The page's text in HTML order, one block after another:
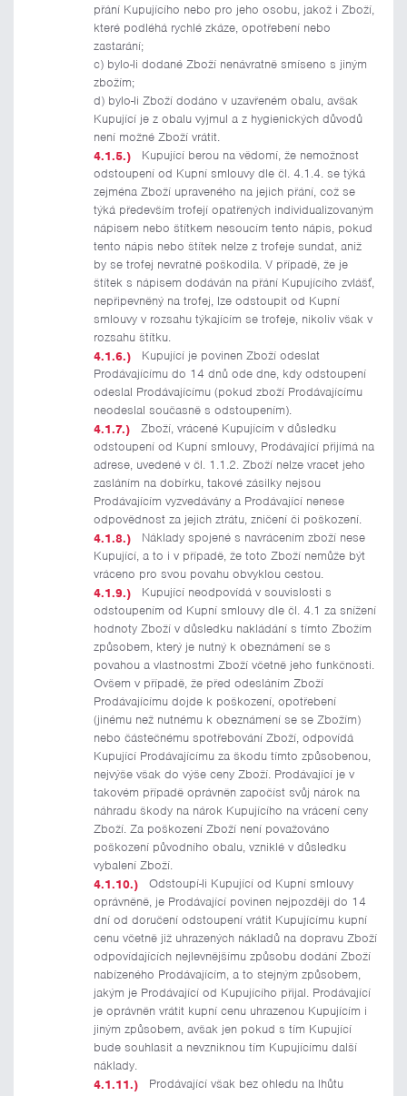
přání Kupujícího nebo pro jeho osobu, jakož i Zboží,
které podléhá rychlé zkáze, opotřebení nebo
zastarání;
c) bylo-li dodané Zboží nenávratně smíseno s jiným
zbožím;
d) bylo-li Zboží dodáno v uzavřeném obalu, avšak
Kupující je z obalu vyjmul a z hygienických důvodů
není možné Zboží vrátit.
Kupující berou na vědomí, že nemožnost
odstoupení od Kupní smlouvy dle čl. 4.1.4. se týká
zejména Zboží upraveného na jejich přání, což se
týká především trofejí opatřených individualizovaným
nápisem nebo štítkem nesoucím tento nápis, pokud
tento nápis nebo štítek nelze z trofeje sundat, aniž
by se trofej nevratně poškodila. V případě, že je
štítek s nápisem dodáván na přání Kupujícího zvlášť,
nepřipevněný na trofej, lze odstoupit od Kupní
smlouvy v rozsahu týkajícím se trofeje, nikoliv však v
rozsahu štítku.
Kupující je povinen Zboží odeslat
Prodávajícímu do 14 dnů ode dne, kdy odstoupení
odeslal Prodávajícímu (pokud zboží Prodávajícímu
neodeslal současně s odstoupením).
Zboží, vrácené Kupujícím v důsledku
odstoupení od Kupní smlouvy, Prodávající přijímá na
adrese, uvedené v čl. 1.1.2. Zboží nelze vracet jeho
zasláním na dobírku, takové zásilky nejsou
Prodávajícím vyzvedávány a Prodávající nenese
odpovědnost za jejich ztrátu, zničení či poškození.
Náklady spojené s navrácením zboží nese
Kupující, a to i v případě, že toto Zboží nemůže být
vráceno pro svou povahu obvyklou cestou.
Kupující neodpovídá v souvislosti s
odstoupením od Kupní smlouvy dle čl. 4.1 za snížení
hodnoty Zboží v důsledku nakládání s tímto Zbožím
způsobem, který je nutný k obeznámení se s
povahou a vlastnostmi Zboží včetně jeho funkčnosti.
Ovšem v případě, že před odesláním Zboží
Prodávajícímu dojde k poškození, opotřebení
(jinému než nutnému k obeznámení se se Zbožím)
nebo částečnému spotřebování Zboží, odpovídá
Kupující Prodávajícímu za škodu tímto způsobenou,
nejvýše však do výše ceny Zboží. Prodávající je v
takovém případě oprávněn započíst svůj nárok na
náhradu škody na nárok Kupujícího na vrácení ceny
Zboží. Za poškození Zboží není považováno
poškození původního obalu, vzniklé v důsledku
vybalení Zboží.
Odstoupí-li Kupující od Kupní smlouvy
oprávněně, je Prodávající povinen nejpozději do 14
dní od doručení odstoupení vrátit Kupujícímu kupní
cenu včetně již uhrazených nákladů na dopravu Zboží
odpovídajících nejlevnějšímu způsobu dodání Zboží
nabízeného Prodávajícím, a to stejným způsobem,
jakým je Prodávající od Kupujícího přijal. Prodávající
je oprávněn vrátit kupní cenu uhrazenou Kupujícím i
jiným způsobem, avšak jen pokud s tím Kupující
bude souhlasit a nevzniknou tím Kupujícímu další
náklady.
Prodávající však bez ohledu na lhůtu